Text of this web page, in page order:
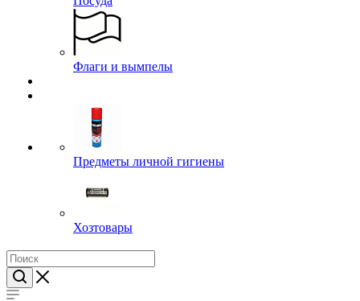
Флаги и вымпелы
Предметы личной гигиены
Хозтовары